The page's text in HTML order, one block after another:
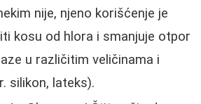
nije, njeno korišćenje je
kosu od hlora i smanjuje otpor
u različitim veličinama i
silikon, lateks).